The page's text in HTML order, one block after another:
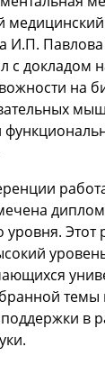
И.П.
с докладом
на
Этот
в